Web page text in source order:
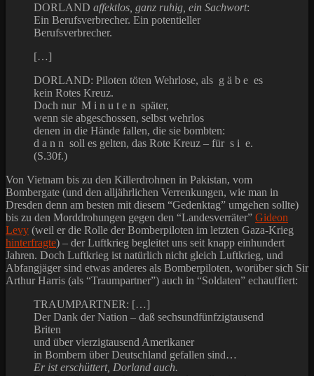
DORLAND affektlos, ganz ruhig, ein Sachwort:
Ein Berufsverbrecher. Ein potentieller
Berufsverbrecher.
[…]
DORLAND: Piloten töten Wehrlose, als g ä b e es
kein Rotes Kreuz.
Doch nur M i n u t e n später,
wenn sie abgeschossen, selbst wehrlos
denen in die Hände fallen, die sie bombten:
d a n n soll es gelten, das Rote Kreuz – für s i e.
(S.30f.)
Von Vietnam bis zu den Killerdrohnen in Pakistan, vom
Bombergate (und den alljährlichen Verrenkungen, wie man in
Dresden denn am besten mit diesem “Gedenktag” umgehen sollte)
bis zu den Morddrohungen gegen den “Landesverräter” Gideon
Levy (weil er die Rolle der Bomberpiloten im letzten Gaza-Krieg
hinterfragte) – der Luftkrieg begleitet uns seit knapp einhundert
Jahren. Doch Luftkrieg ist natürlich nicht gleich Luftkrieg, und
Abfangjäger sind etwas anderes als Bomberpiloten, worüber sich Sir
Arthur Harris (als “Traumpartner”) auch in “Soldaten” echauffiert:
TRAUMPARTNER: […]
Der Dank der Nation – daß sechsundfünfzigtausend
Briten
und über vierzigtausend Amerikaner
in Bombern über Deutschland gefallen sind…
Er ist erschüttert, Dorland auch.